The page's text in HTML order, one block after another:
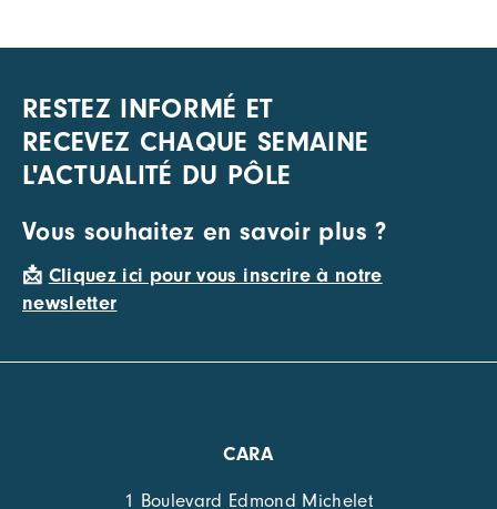
RESTEZ INFORMÉ ET
RECEVEZ CHAQUE SEMAINE
L'ACTUALITÉ DU PÔLE
Vous souhaitez en savoir plus ?
📩 Cliquez ici pour vous inscrire à notre
newsletter
CARA
1 Boulevard Edmond Michelet